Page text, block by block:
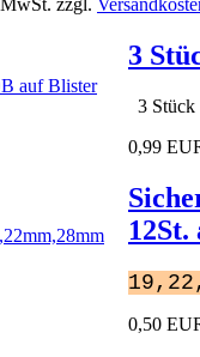
3
3
0,99
12St.
0,50